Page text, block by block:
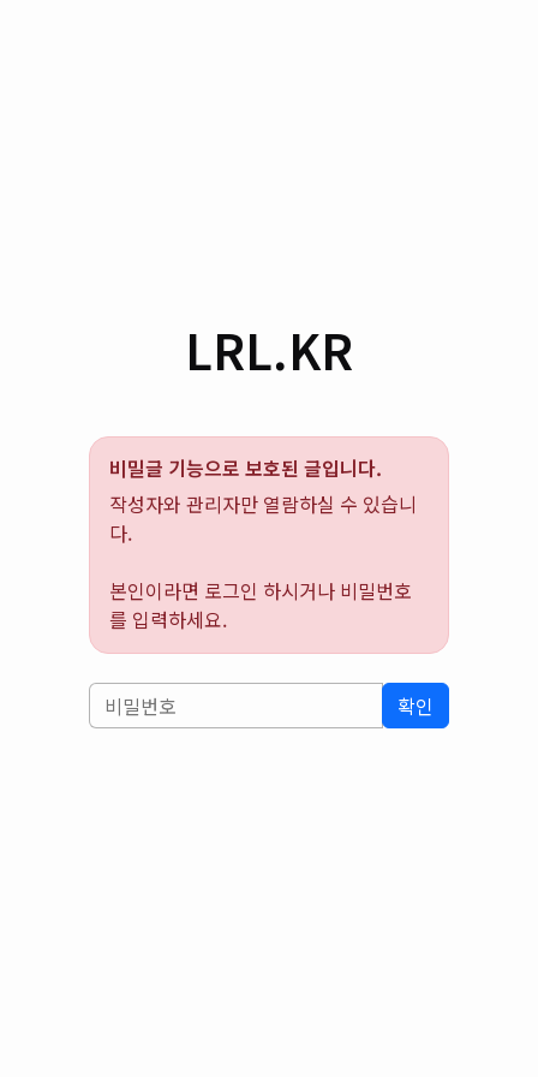
LRL.KR
비밀글 기능으로 보호된 글입니다.
작성자와 관리자만 열람하실 수 있습니
다.
본인이라면 로그인 하시거나 비밀번호
를 입력하세요.
확인